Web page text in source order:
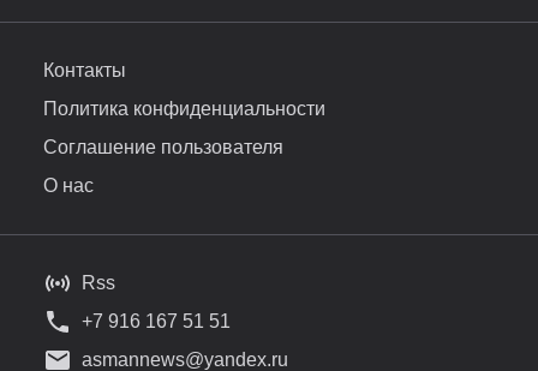
Контакты
Политика конфиденциальности
Соглашение пользователя
О нас
Rss
+7 916 167 51 51
asmannews@yandex.ru